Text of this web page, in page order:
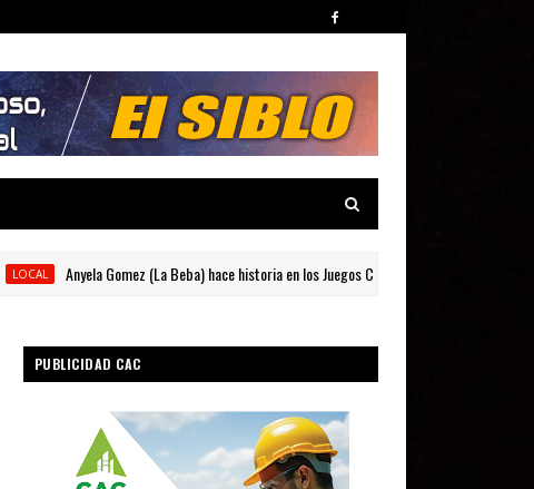
Anyela Gomez (La Beba) hace historia en los Juegos Centroamericanos y del Caribe
PUBLICIDAD CAC